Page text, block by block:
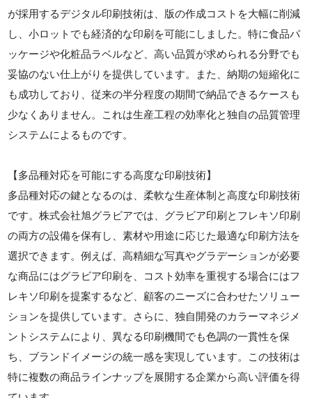
が採用するデジタル印刷技術は、版の作成コストを大幅に削減
し、小ロットでも経済的な印刷を可能にしました。特に食品パ
ッケージや化粧品ラベルなど、高い品質が求められる分野でも
妥協のない仕上がりを提供しています。また、納期の短縮化に
も成功しており、従来の半分程度の期間で納品できるケースも
少なくありません。これは生産工程の効率化と独自の品質管理
システムによるものです。
【多品種対応を可能にする高度な印刷技術】
多品種対応の鍵となるのは、柔軟な生産体制と高度な印刷技術
です。株式会社旭グラビアでは、グラビア印刷とフレキソ印刷
の両方の設備を保有し、素材や用途に応じた最適な印刷方法を
選択できます。例えば、高精細な写真やグラデーションが必要
な商品にはグラビア印刷を、コスト効率を重視する場合にはフ
レキソ印刷を提案するなど、顧客のニーズに合わせたソリュー
ションを提供しています。さらに、独自開発のカラーマネジメ
ントシステムにより、異なる印刷機間でも色調の一貫性を保
ち、ブランドイメージの統一感を実現しています。この技術は
特に複数の商品ラインナップを展開する企業から高い評価を得